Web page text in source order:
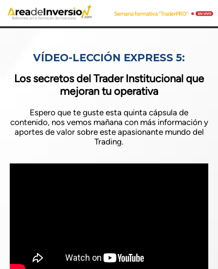
VÍDEO-LECCIÓN EXPRESS 5:
Los secretos del Trader Institucional que
mejoran tu operativa
Espero que te guste esta quinta cápsula de
contenido, nos vemos mañana con más información y
aportes de valor sobre este apasionante mundo del
Trading.